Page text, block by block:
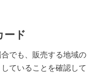
ード
でも、販売する地域の
ていることを確認して